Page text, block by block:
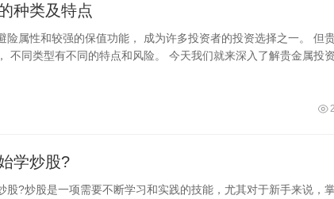
种类及特点
险属性和较强的保值功能， 成为许多投资者的投资选择之一。 但
不同类型有不同的特点和风险。 今天我们就来深入了解贵金属投资
学炒股?
股?炒股是一项需要不断学习和实践的技能，尤其对于新手来说，